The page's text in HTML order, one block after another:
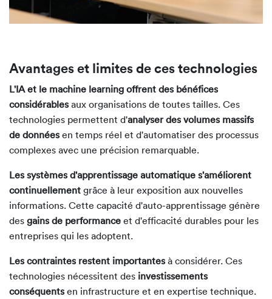
Avantages et limites de ces technologies
L'IA et le machine learning offrent des bénéfices
considérablesaux organisations de toutes tailles. Ces
technologies permettent d'analyser des volumes massifs
de donnéesen temps réel et d'automatiser des processus
complexes avec une précision remarquable.
Les systèmes d'apprentissage automatique s'améliorent
continuellement grâce à leur exposition aux nouvelles
informations. Cette capacité d'auto-apprentissage génère
des gains de performance et d'efficacité durables pour les
entreprises qui les adoptent.
Les contraintes restent importantesà considérer. Ces
technologies nécessitent des investissements
conséquentsen infrastructure et en expertise technique.